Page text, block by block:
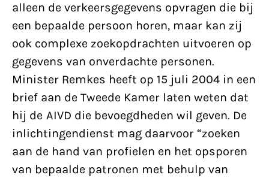
alleen de verkeersgegevens opvragen die bij
een bepaalde persoon horen, maar kan zij
ook complexe zoekopdrachten uitvoeren op
gegevens van onverdachte personen.
Minister Remkes heeft op 15 juli 2004 in een
brief aan de Tweede Kamer laten weten dat
hij de AIVD die bevoegdheden wil geven. De
inlichtingendienst mag daarvoor “zoeken
aan de hand van profielen en het opsporen
van bepaalde patronen met behulp van